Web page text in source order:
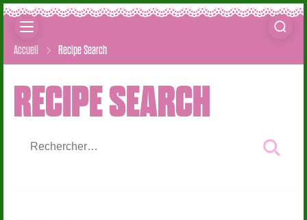
Accueil Recipe Search
RECIPE SEARCH